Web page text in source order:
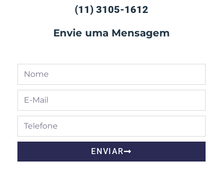
(11) 3105-1612
Envie uma Mensagem
ENVIAR